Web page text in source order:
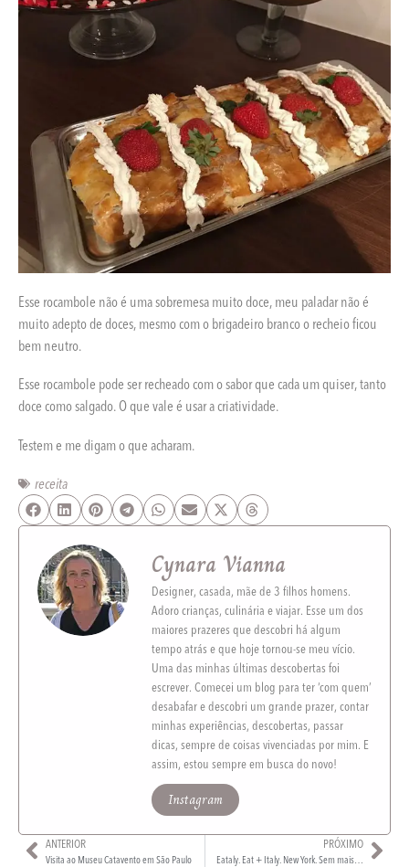
Esse rocambole não é uma sobremesa muito doce, meu paladar não é
muito adepto de doces, mesmo com o brigadeiro branco o recheio ficou
bem neutro.
Esse rocambole pode ser recheado com o sabor que cada um quiser, tanto
doce como salgado. O que vale é usar a criatividade.
Testem e me digam o que acharam.
receita
Cynara Vianna
Designer, casada, mãe de 3 filhos homens.
Adoro crianças, culinária e viajar. Esse um dos
maiores prazeres que descobri há algum
tempo atrás e que hoje tornou-se meu vício.
Uma das minhas últimas descobertas foi
escrever. Comecei um blog para ter ‘com quem’
desabafar e descobri um grande prazer, contar
minhas experiências, descobertas, passar
dicas, sempre de coisas vivenciadas por mim. E
assim, estou sempre em busca do novo!
Instagram
ANTERIOR
Visita ao Museu Catavento em São Paulo
PRÓXIMO
Eataly. Eat + Italy. New York. Sem mais…